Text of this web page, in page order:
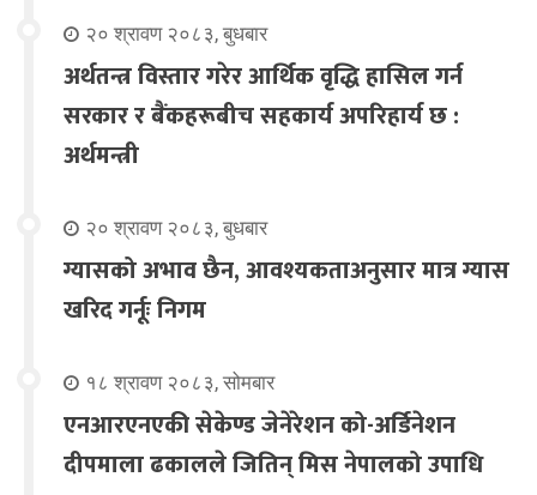
२० श्रावण २०८३, बुधबार
अर्थतन्त्र विस्तार गरेर आर्थिक वृद्धि हासिल गर्न
सरकार र बैंकहरूबीच सहकार्य अपरिहार्य छ :
अर्थमन्त्री
२० श्रावण २०८३, बुधबार
ग्यासको अभाव छैन, आवश्यकताअनुसार मात्र ग्यास
खरिद गर्नूः निगम
१८ श्रावण २०८३, सोमबार
एनआरएनएकी सेकेण्ड जेनेरेशन को-अर्डिनेशन
दीपमाला ढकालले जितिन् मिस नेपालको उपाधि